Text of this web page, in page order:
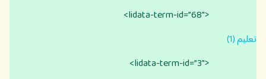
<lidata-term-id=”68″>
تعليم (1)
<lidata-term-id=”3″>